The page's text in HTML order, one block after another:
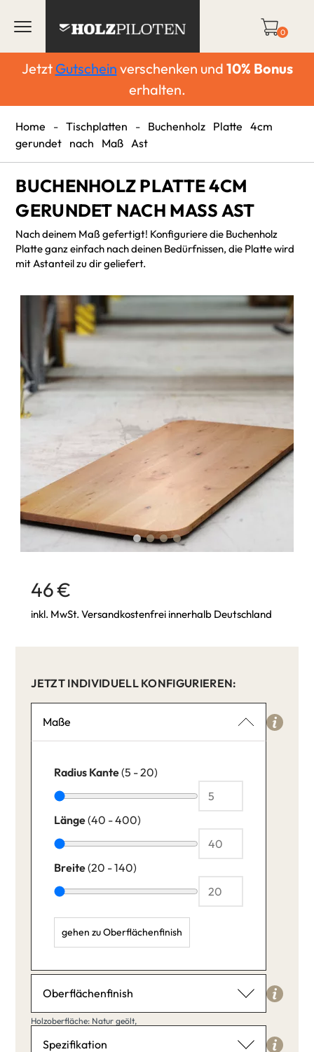
0
Jetzt Gutschein verschenken und 10% Bonus
erhalten.
Home - Tischplatten - Buchenholz Platte 4cm
gerundet nach Maß Ast
BUCHENHOLZ PLATTE 4CM
GERUNDET NACH MASS AST
Nach deinem Maß gefertigt! Konfiguriere die Buchenholz
Platte ganz einfach nach deinen Bedürfnissen, die Platte wird
mit Astanteil zu dir geliefert.
46 €
inkl. MwSt. Versandkostenfrei innerhalb Deutschland
JETZT INDIVIDUELL KONFIGURIEREN:
Maße
Radius Kante(5 - 20)
Länge(40 - 400)
Breite(20 - 140)
gehen zu Oberflächenfinish
Oberflächenfinish
Holzoberfläche
Natur geölt
Holzoberfläche: Natur geölt,
Spezifikation